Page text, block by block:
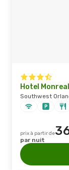
Hotel
Southwest
prix à partir de
par nuit